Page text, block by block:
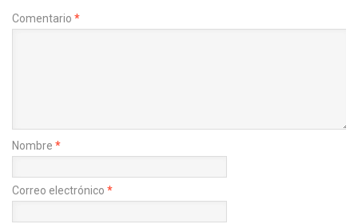
Comentario *
Nombre *
Correo electrónico *